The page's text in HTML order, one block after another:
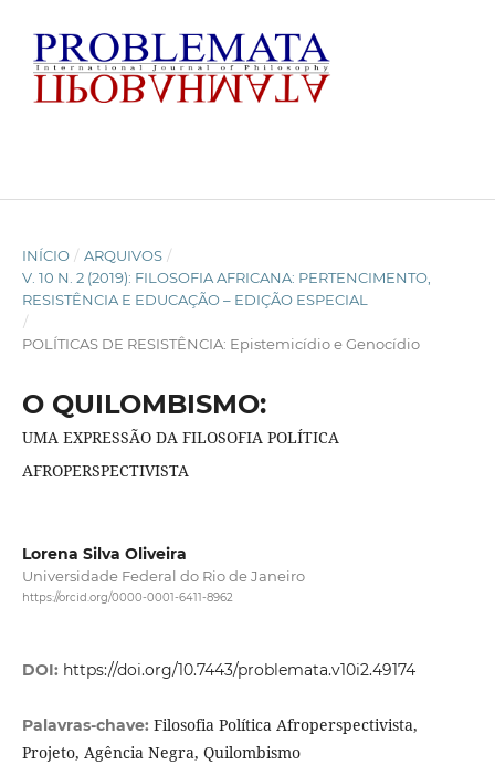
INÍCIO / ARQUIVOS /
V. 10 N. 2 (2019): FILOSOFIA AFRICANA: PERTENCIMENTO,
RESISTÊNCIA E EDUCAÇÃO – EDIÇÃO ESPECIAL
/
POLÍTICAS DE RESISTÊNCIA: Epistemicídio e Genocídio
O QUILOMBISMO:
UMA EXPRESSÃO DA FILOSOFIA POLÍTICA
AFROPERSPECTIVISTA
Lorena Silva Oliveira
Universidade Federal do Rio de Janeiro
https://orcid.org/0000-0001-6411-8962
DOI: https://doi.org/10.7443/problemata.v10i2.49174
Palavras-chave: Filosofia Política Afroperspectivista,
Projeto, Agência Negra, Quilombismo